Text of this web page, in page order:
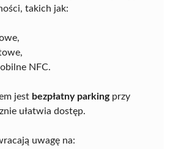
takich jak:
NFC.
jest bezpłatny parkingprzy
ułatwia dostęp.
uwagę na: